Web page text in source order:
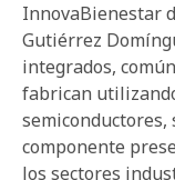
InnovaBienestar
Gutiérrez
integrados,
fabrican
semiconductores,
componente
los sectores